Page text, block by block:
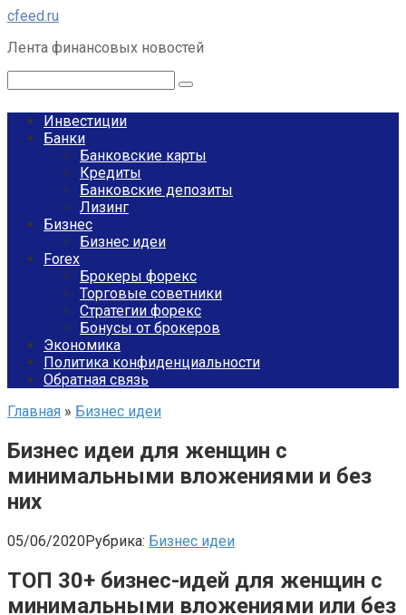
Перейти
контенту
cfeed.ru
Лента финансовых новостей
Инвестиции
Банки
Банковские карты
Кредиты
Банковские депозиты
Лизинг
Бизнес
Бизнес идеи
Forex
Брокеры форекс
Торговые советники
Стратегии форекс
Бонусы от брокеров
Экономика
Политика конфиденциальности
Обратная связь
Главная » Бизнес идеи
Бизнес идеи для женщин с
минимальными вложениями и без
них
05/06/2020Рубрика: Бизнес идеи
ТОП 30+ бизнес-идей для женщин с
минимальными вложениями или без